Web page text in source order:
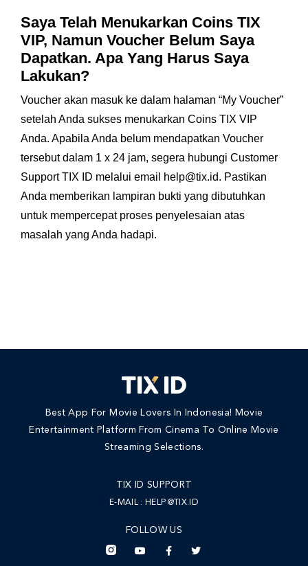
Saya Telah Menukarkan Coins TIX
VIP, Namun Voucher Belum Saya
Dapatkan. Apa Yang Harus Saya
Lakukan?
Voucher akan masuk ke dalam halaman “My Voucher”
setelah Anda sukses menukarkan Coins TIX VIP
Anda. Apabila Anda belum mendapatkan Voucher
tersebut dalam 1 x 24 jam, segera hubungi Customer
Support TIX ID melalui email help@tix.id. Pastikan
Anda memberikan lampiran bukti yang dibutuhkan
untuk mempercepat proses penyelesaian atas
masalah yang Anda hadapi.
Best App For Movie Lovers In Indonesia! Movie
Entertainment Platform From Cinema To Online Movie
Streaming Selections.
TIX ID SUPPORT
E-MAIL : HELP@TIX.ID
FOLLOW US